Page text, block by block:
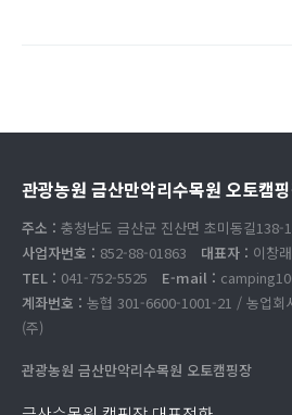
관광농원 금산만악리수목원 오토캠
주소 : 충청남도 금산군 진산면 초미동길138-
사업자번호 : 852-88-01863 대표자 : 이창래
TEL : 041-752-5525 E-mail :
계좌번호 : 농협 301-6600-1001-21 / 농업회
(주)
관광농원 금산만악리수목원 오토캠핑장